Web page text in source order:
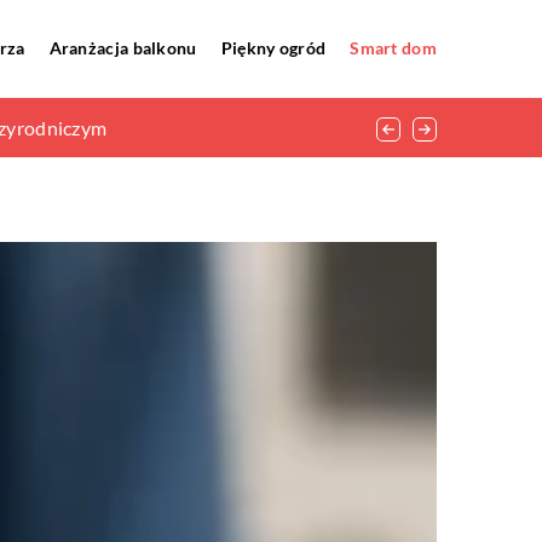
Aranżacja balkonu Piękny ogród Smart dom